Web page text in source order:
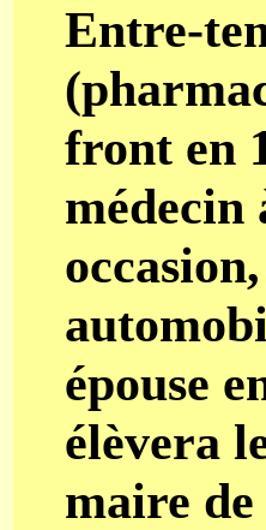
Entre-
front en
médecin
épouse
élèvera
maire